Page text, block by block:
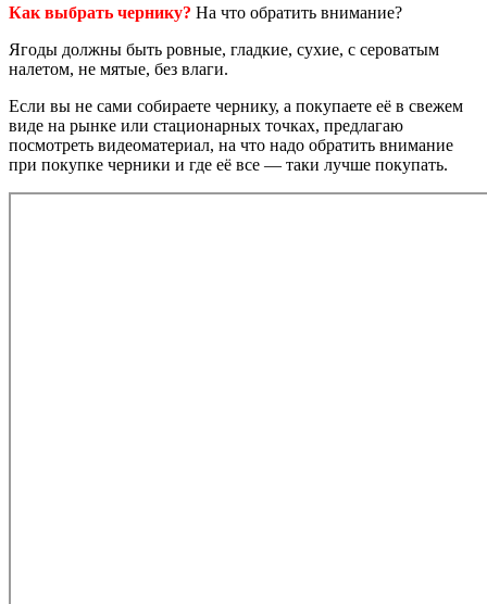
Как выбрать чернику? На что обратить внимание?
Ягоды должны быть ровные, гладкие, сухие, с сероватым
налетом, не мятые, без влаги.
Если вы не сами собираете чернику, а покупаете её в свежем
виде на рынке или стационарных точках, предлагаю
посмотреть видеоматериал, на что надо обратить внимание
при покупке черники и где её все — таки лучше покупать.